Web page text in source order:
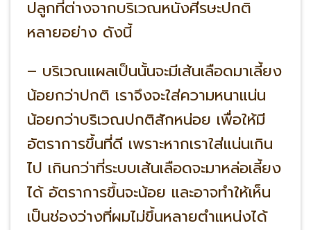
ปลูกที่ต่างจากบริเวณหนังศีรษะปกติ
หลายอย่าง ดังนี้
– บริเวณแผลเป็นนั้นจะมีเส้นเลือดมาเลี้ยง
น้อยกว่าปกติ เราจึงจะใส่ความหนาแน่น
น้อยกว่าบริเวณปกติสักหน่อย เพื่อให้มี
อัตราการขึ้นที่ดี เพราะหากเราใส่แน่นเกิน
ไป เกินกว่าที่ระบบเส้นเลือดจะมาหล่อเลี้ยง
ได้ อัตราการขึ้นจะน้อย และอาจทำให้เห็น
เป็นช่องว่างที่ผมไม่ขึ้นหลายตำแหน่งได้